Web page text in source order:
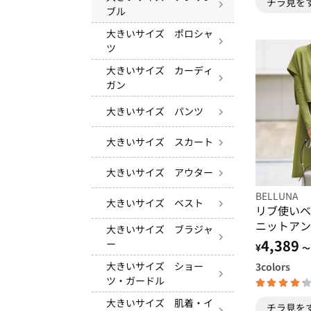
ブル
大きいサイズ ポロシャ
ツ
大きいサイズ カーディ
ガン
大きいサイズ パンツ
大きいサイズ スカート
大きいサイズ アウター
大きいサイズ ベスト
大きいサイズ ブラジャ
ー
大きいサイズ ショー
ツ・ガードル
大きいサイズ 肌着・イ
BELLUNA
リブ使い
ニットア
¥4,389 ～
3colors
チラ見を